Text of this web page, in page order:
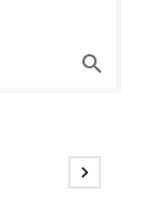
search
